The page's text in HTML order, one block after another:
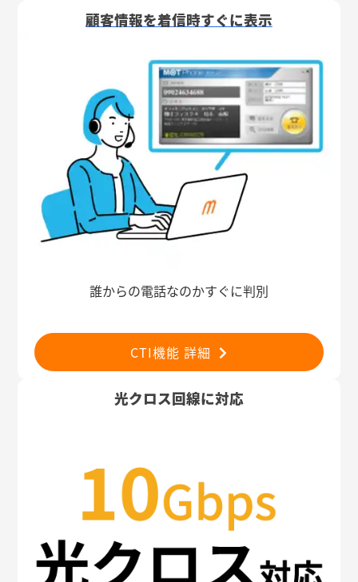
顧客情報を着信時すぐに表示
誰からの電話なのかすぐに判別
CTI機能 詳細
光クロス回線に対応